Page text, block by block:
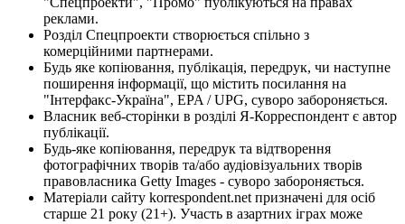
реклами.
Розділ Спецпроекти створюється спільно з
комерційними партнерами.
Будь яке копіювання, публікація, передрук, чи наступне
поширення інформації, що містить посилання на
"Інтерфакс-Україна", EPA / UPG, суворо забороняється.
Власник веб-сторінки в розділі Я-Корреспондент є автор
публікації.
Будь-яке копіювання, передрук та відтворення
фотографічних творів та/або аудіовізуальних творів
правовласника Getty Images - суворо забороняється.
Матеріали сайту korrespondent.net призначені для осіб
старше 21 року (21+). Участь в азартних іграх може